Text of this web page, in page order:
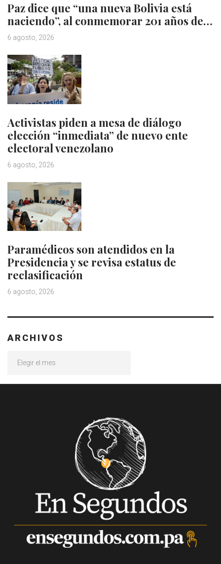
Paz dice que “una nueva Bolivia está
naciendo”, al conmemorar 201 años de…
6 agosto, 2026
Activistas piden a mesa de diálogo
elección “inmediata” de nuevo ente
electoral venezolano
6 agosto, 2026
Paramédicos son atendidos en la
Presidencia y se revisa estatus de
reclasificación
6 agosto, 2026
ARCHIVOS